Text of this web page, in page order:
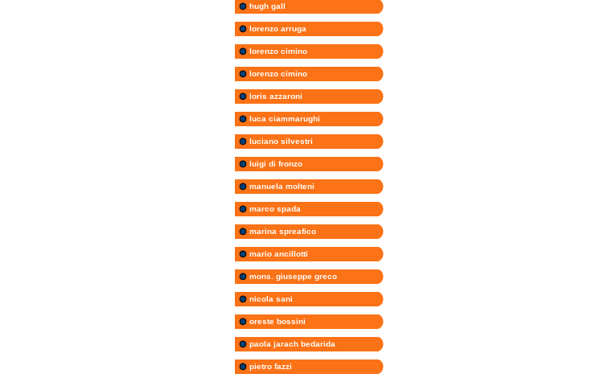
hugh gall
lorenzo arruga
lorenzo cimino
lorenzo cimino
loris azzaroni
luca ciammarughi
luciano silvestri
luigi di fronzo
manuela molteni
marco spada
marina spreafico
mario ancillotti
mons. giuseppe greco
nicola sani
oreste bossini
paola jarach bedarida
pietro fazzi